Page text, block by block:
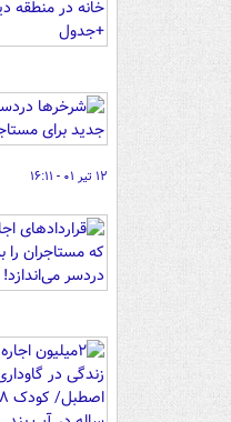
۱۲ تیر ۰۱ - ۱۶:۱۱